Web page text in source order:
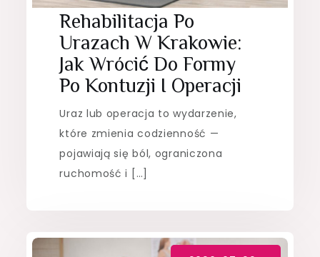
Rehabilitacja Po
Urazach W Krakowie:
Jak Wrócić Do Formy
Po Kontuzji I Operacji
Uraz lub operacja to wydarzenie,
które zmienia codzienność —
pojawiają się ból, ograniczona
ruchomość i […]